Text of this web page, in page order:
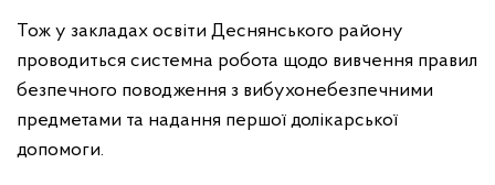
Тож у закладах освіти Деснянського району
проводиться системна робота щодо вивчення правил
безпечного поводження з вибухонебезпечними
предметами та надання першої долікарської
допомоги.